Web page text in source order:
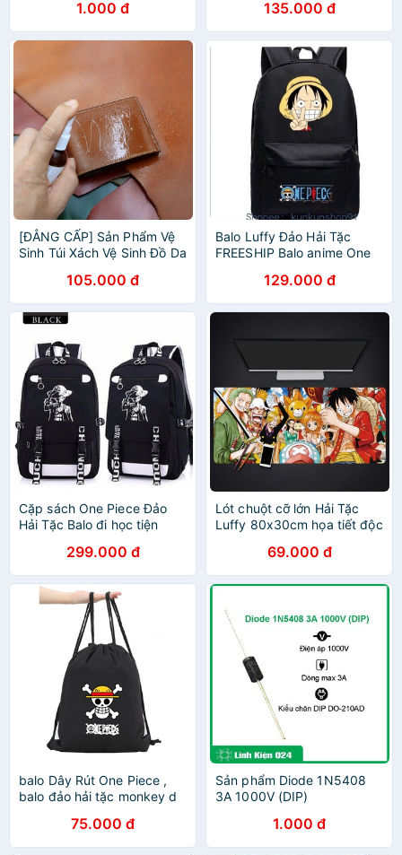
1.000 đ 135.000 đ
[ĐẲNG CẤP] Sản Phẩm Vệ
Sinh Túi Xách Vệ Sinh Đồ Da
105.000 đ
Balo Luffy Đảo Hải Tặc
FREESHIP Balo anime One
129.000 đ
Cặp sách One Piece Đảo
Hải Tặc Balo đi học tiện
299.000 đ
Lót chuột cỡ lớn Hải Tặc
Luffy 80x30cm họa tiết độc
69.000 đ
balo Dây Rút One Piece ,
balo đảo hải tặc monkey d
75.000 đ
Sản phẩm Diode 1N5408
3A 1000V (DIP)
1.000 đ